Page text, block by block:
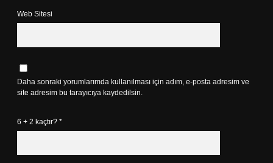
Web Sitesi
Daha sonraki yorumlarımda kullanılması için adım, e-posta adresim ve
site adresim bu tarayıcıya kaydedilsin.
6 + 2 kaçtır? *